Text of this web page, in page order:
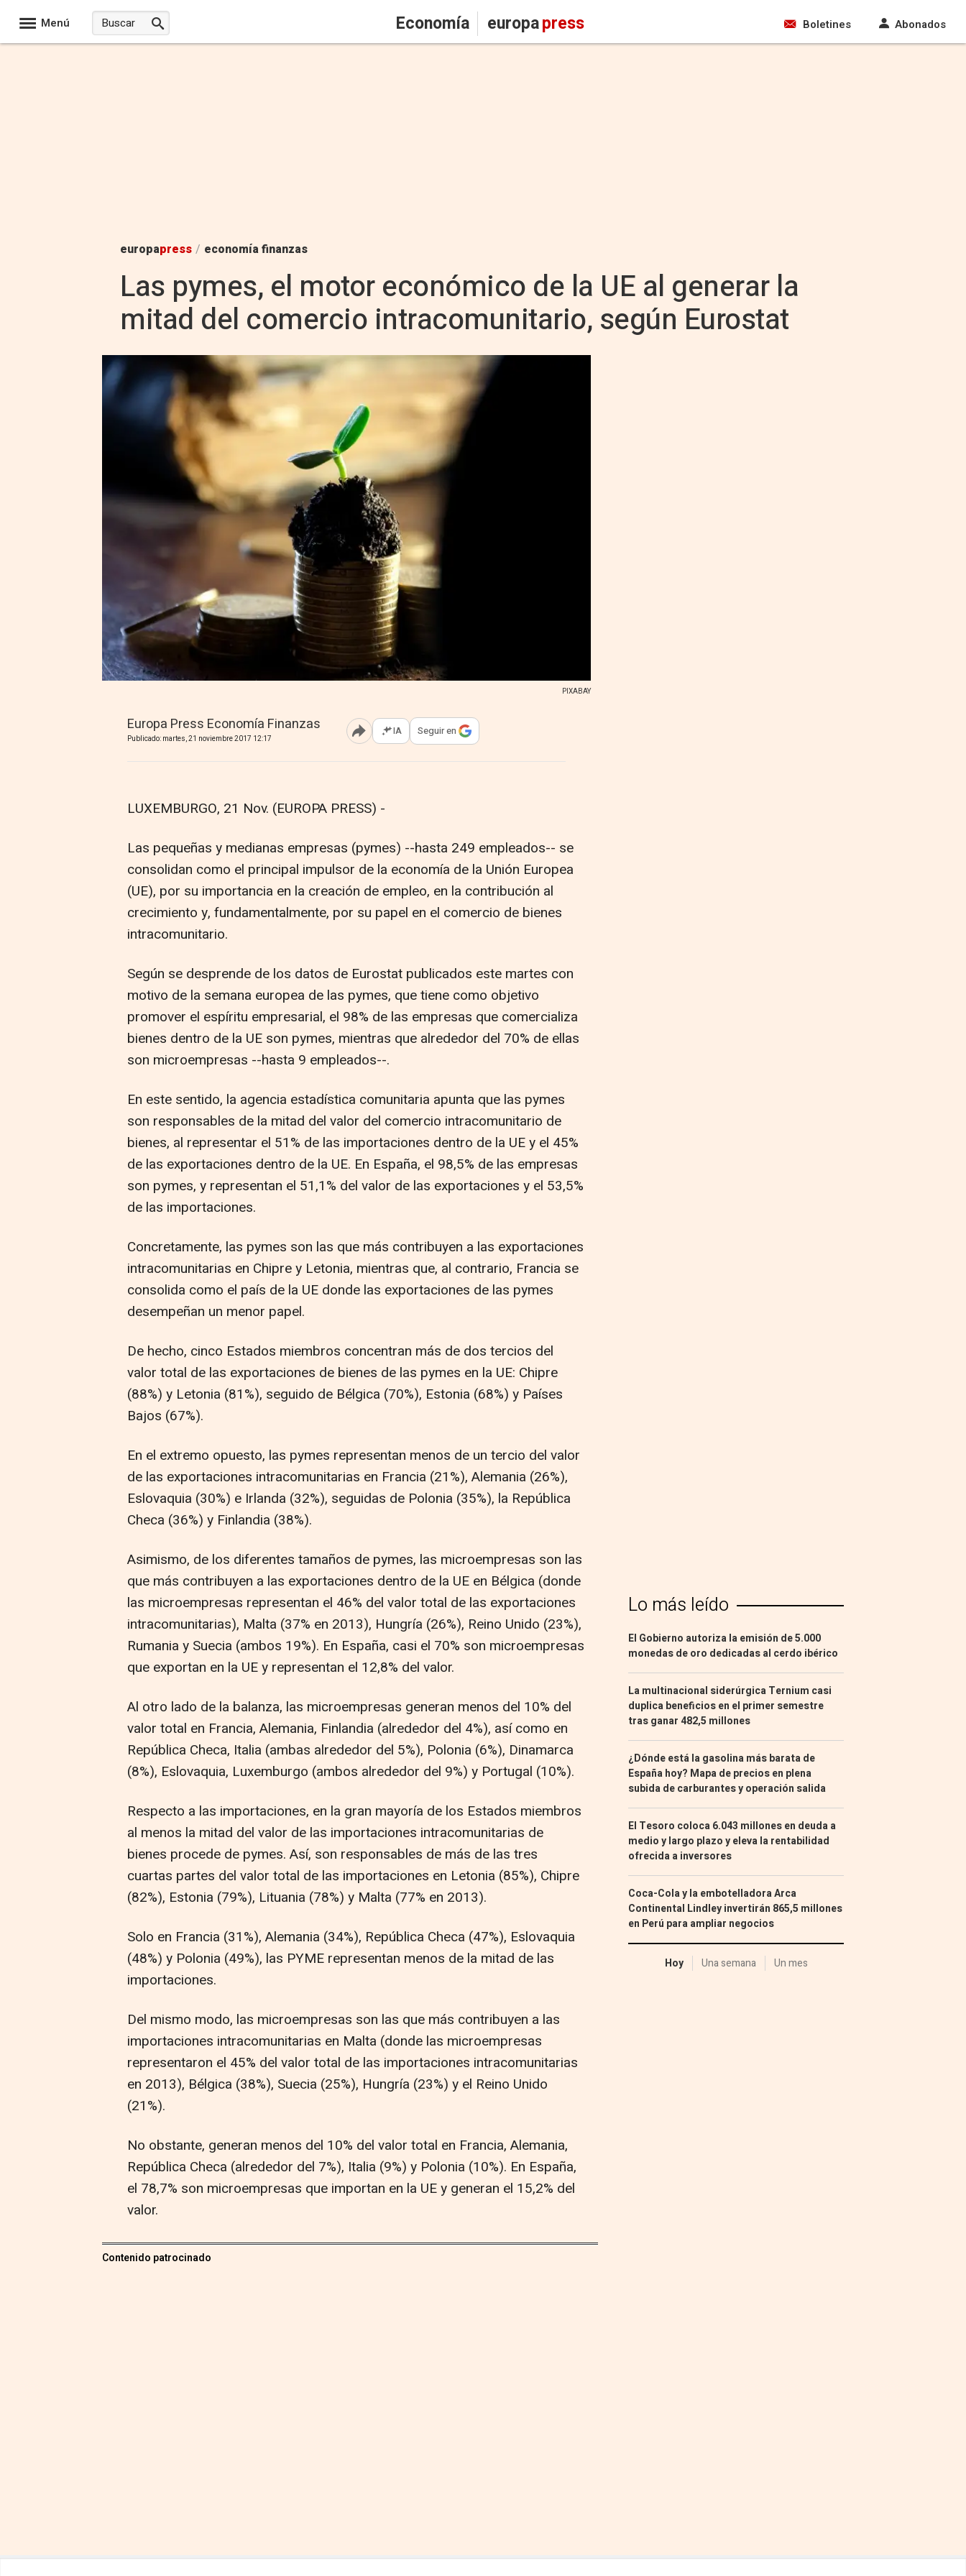
Menú Economía europapress Boletines Abonados
europapress / economía finanzas
Las pymes, el motor económico de la UE al generar la
mitad del comercio intracomunitario, según Eurostat
PIXABAY
Europa Press Economía Finanzas
Publicado: martes, 21 noviembre 2017 12:17 Abrir opciones para compartir
IA Seguir en
LUXEMBURGO, 21 Nov. (EUROPA PRESS) -
Las pequeñas y medianas empresas (pymes) --hasta 249 empleados-- se
consolidan como el principal impulsor de la economía de la Unión Europea
(UE), por su importancia en la creación de empleo, en la contribución al
crecimiento y, fundamentalmente, por su papel en el comercio de bienes
intracomunitario.
Según se desprende de los datos de Eurostat publicados este martes con
motivo de la semana europea de las pymes, que tiene como objetivo
promover el espíritu empresarial, el 98% de las empresas que comercializa
bienes dentro de la UE son pymes, mientras que alrededor del 70% de ellas
son microempresas --hasta 9 empleados--.
En este sentido, la agencia estadística comunitaria apunta que las pymes
son responsables de la mitad del valor del comercio intracomunitario de
bienes, al representar el 51% de las importaciones dentro de la UE y el 45%
de las exportaciones dentro de la UE. En España, el 98,5% de las empresas
son pymes, y representan el 51,1% del valor de las exportaciones y el 53,5%
de las importaciones.
Concretamente, las pymes son las que más contribuyen a las exportaciones
intracomunitarias en Chipre y Letonia, mientras que, al contrario, Francia se
consolida como el país de la UE donde las exportaciones de las pymes
desempeñan un menor papel.
De hecho, cinco Estados miembros concentran más de dos tercios del
valor total de las exportaciones de bienes de las pymes en la UE: Chipre
(88%) y Letonia (81%), seguido de Bélgica (70%), Estonia (68%) y Países
Bajos (67%).
En el extremo opuesto, las pymes representan menos de un tercio del valor
de las exportaciones intracomunitarias en Francia (21%), Alemania (26%),
Eslovaquia (30%) e Irlanda (32%), seguidas de Polonia (35%), la República
Checa (36%) y Finlandia (38%).
Asimismo, de los diferentes tamaños de pymes, las microempresas son las
que más contribuyen a las exportaciones dentro de la UE en Bélgica (donde
las microempresas representan el 46% del valor total de las exportaciones
intracomunitarias), Malta (37% en 2013), Hungría (26%), Reino Unido (23%),
Rumania y Suecia (ambos 19%). En España, casi el 70% son microempresas
que exportan en la UE y representan el 12,8% del valor.
Al otro lado de la balanza, las microempresas generan menos del 10% del
valor total en Francia, Alemania, Finlandia (alrededor del 4%), así como en
República Checa, Italia (ambas alrededor del 5%), Polonia (6%), Dinamarca
(8%), Eslovaquia, Luxemburgo (ambos alrededor del 9%) y Portugal (10%).
Respecto a las importaciones, en la gran mayoría de los Estados miembros
al menos la mitad del valor de las importaciones intracomunitarias de
bienes procede de pymes. Así, son responsables de más de las tres
cuartas partes del valor total de las importaciones en Letonia (85%), Chipre
(82%), Estonia (79%), Lituania (78%) y Malta (77% en 2013).
Solo en Francia (31%), Alemania (34%), República Checa (47%), Eslovaquia
(48%) y Polonia (49%), las PYME representan menos de la mitad de las
importaciones.
Del mismo modo, las microempresas son las que más contribuyen a las
importaciones intracomunitarias en Malta (donde las microempresas
representaron el 45% del valor total de las importaciones intracomunitarias
en 2013), Bélgica (38%), Suecia (25%), Hungría (23%) y el Reino Unido
(21%).
No obstante, generan menos del 10% del valor total en Francia, Alemania,
República Checa (alrededor del 7%), Italia (9%) y Polonia (10%). En España,
el 78,7% son microempresas que importan en la UE y generan el 15,2% del
valor.
Contenido patrocinado
Lo más leído
El Gobierno autoriza la emisión de 5.000
monedas de oro dedicadas al cerdo ibérico
La multinacional siderúrgica Ternium casi
duplica beneficios en el primer semestre
tras ganar 482,5 millones
¿Dónde está la gasolina más barata de
España hoy? Mapa de precios en plena
subida de carburantes y operación salida
El Tesoro coloca 6.043 millones en deuda a
medio y largo plazo y eleva la rentabilidad
ofrecida a inversores
Coca-Cola y la embotelladora Arca
Continental Lindley invertirán 865,5 millones
en Perú para ampliar negocios
Hoy Una semana Un mes